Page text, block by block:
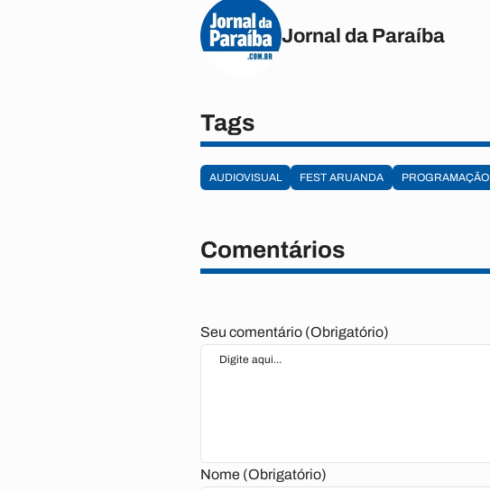
Jornal da Paraíba
Tags
AUDIOVISUAL FEST ARUANDA PROGRAMAÇÃO
Comentários
Seu comentário (Obrigatório)
Nome (Obrigatório)